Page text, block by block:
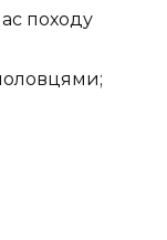
походу